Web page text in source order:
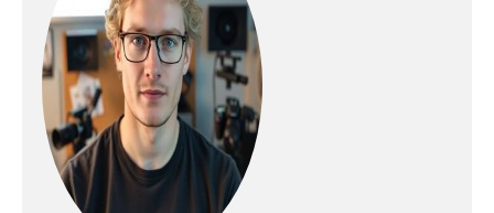
intelligent Connectez-
vous à votre smartphone
ou tablette avec les
technologies Wi-Fi et
NFC. Vous pourrez ainsi
réaliser des prises de vue
à distance, puis les
sauvegarder et les
partager en toute